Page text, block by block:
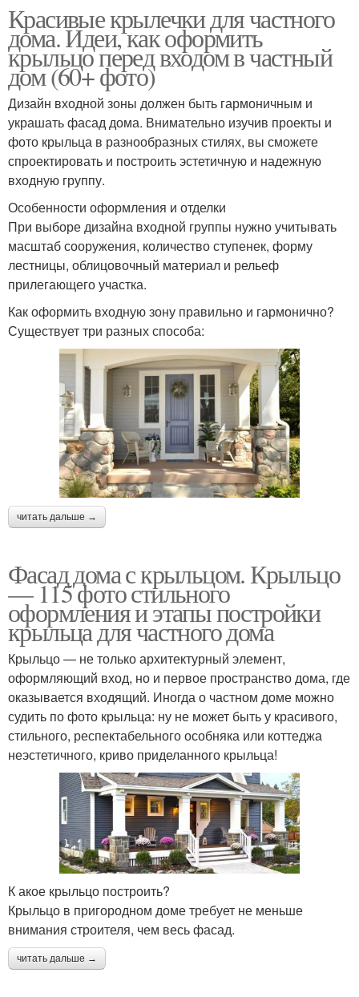
Красивые крылечки для частного
дома. Идеи, как оформить
крыльцо перед входом в частный
дом (60+ фото)
Дизайн входной зоны должен быть гармоничным и
украшать фасад дома. Внимательно изучив проекты и
фото крыльца в разнообразных стилях, вы сможете
спроектировать и построить эстетичную и надежную
входную группу.
Особенности оформления и отделки
При выборе дизайна входной группы нужно учитывать
масштаб сооружения, количество ступенек, форму
лестницы, облицовочный материал и рельеф
прилегающего участка.
Как оформить входную зону правильно и гармонично?
Существует три разных способа:
читать дальше →
Фасад дома с крыльцом. Крыльцо
— 115 фото стильного
оформления и этапы постройки
крыльца для частного дома
Крыльцо — не только архитектурный элемент,
оформляющий вход, но и первое пространство дома, где
оказывается входящий. Иногда о частном доме можно
судить по фото крыльца: ну не может быть у красивого,
стильного, респектабельного особняка или коттеджа
неэстетичного, криво приделанного крыльца!
К акое крыльцо построить?
Крыльцо в пригородном доме требует не меньше
внимания строителя, чем весь фасад.
читать дальше →